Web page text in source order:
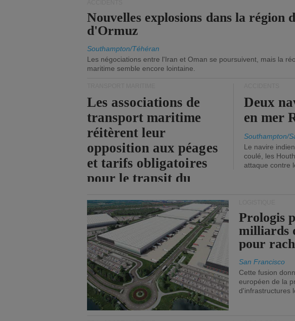
Nouvelles explosions dans la région
d'Ormuz
Southampton/Téhéran
Les négociations entre l'Iran et Oman se poursuivent, mais la
maritime semble encore lointaine.
Les associations de
transport maritime
réitèrent leur
opposition aux péages
et tarifs obligatoires
pour le transit du
Deux
en mer
Southampton/
Le navire
coulé, les
attaque contre
Prologis
milliards
pour
San Francisco
Cette fusion
européen de la
d'infrastructures